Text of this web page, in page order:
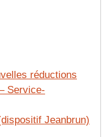
réductions
Service-
Jeanbrun)